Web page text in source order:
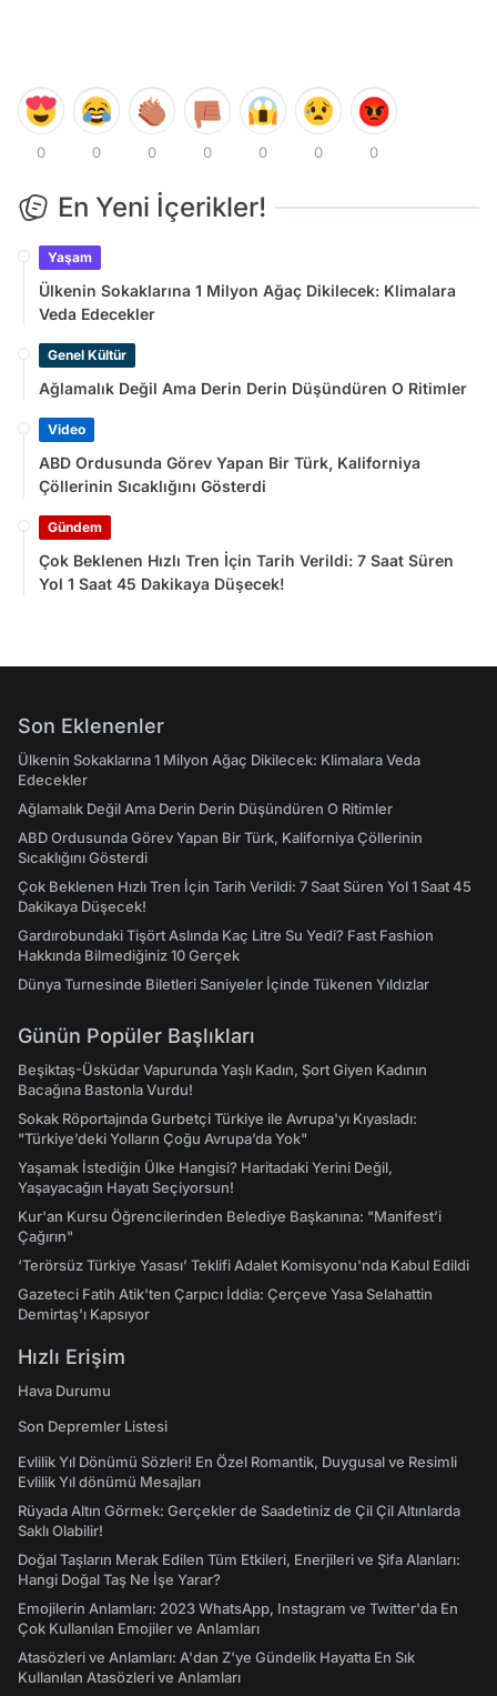
0 0 0 0 0 0 0
En Yeni İçerikler!
Yaşam
Ülkenin Sokaklarına 1 Milyon Ağaç Dikilecek: Klimalara
Veda Edecekler
Genel Kültür
Ağlamalık Değil Ama Derin Derin Düşündüren O Ritimler
Video
ABD Ordusunda Görev Yapan Bir Türk, Kaliforniya
Çöllerinin Sıcaklığını Gösterdi
Gündem
Çok Beklenen Hızlı Tren İçin Tarih Verildi: 7 Saat Süren
Yol 1 Saat 45 Dakikaya Düşecek!
Son Eklenenler
Ülkenin Sokaklarına 1 Milyon Ağaç Dikilecek: Klimalara Veda
Edecekler
Ağlamalık Değil Ama Derin Derin Düşündüren O Ritimler
ABD Ordusunda Görev Yapan Bir Türk, Kaliforniya Çöllerinin
Sıcaklığını Gösterdi
Çok Beklenen Hızlı Tren İçin Tarih Verildi: 7 Saat Süren Yol 1 Saat 45
Dakikaya Düşecek!
Gardırobundaki Tişört Aslında Kaç Litre Su Yedi? Fast Fashion
Hakkında Bilmediğiniz 10 Gerçek
Dünya Turnesinde Biletleri Saniyeler İçinde Tükenen Yıldızlar
Günün Popüler Başlıkları
Beşiktaş-Üsküdar Vapurunda Yaşlı Kadın, Şort Giyen Kadının
Bacağına Bastonla Vurdu!
Sokak Röportajında Gurbetçi Türkiye ile Avrupa'yı Kıyasladı:
"Türkiye’deki Yolların Çoğu Avrupa’da Yok"
Yaşamak İstediğin Ülke Hangisi? Haritadaki Yerini Değil,
Yaşayacağın Hayatı Seçiyorsun!
Kur'an Kursu Öğrencilerinden Belediye Başkanına: "Manifest’i
Çağırın"
‘Terörsüz Türkiye Yasası’ Teklifi Adalet Komisyonu'nda Kabul Edildi
Gazeteci Fatih Atik'ten Çarpıcı İddia: Çerçeve Yasa Selahattin
Demirtaş'ı Kapsıyor
Hızlı Erişim
Hava Durumu
Son Depremler Listesi
Evlilik Yıl Dönümü Sözleri! En Özel Romantik, Duygusal ve Resimli
Evlilik Yıl dönümü Mesajları
Rüyada Altın Görmek: Gerçekler de Saadetiniz de Çil Çil Altınlarda
Saklı Olabilir!
Doğal Taşların Merak Edilen Tüm Etkileri, Enerjileri ve Şifa Alanları:
Hangi Doğal Taş Ne İşe Yarar?
Emojilerin Anlamları: 2023 WhatsApp, Instagram ve Twitter'da En
Çok Kullanılan Emojiler ve Anlamları
Atasözleri ve Anlamları: A'dan Z'ye Gündelik Hayatta En Sık
Kullanılan Atasözleri ve Anlamları